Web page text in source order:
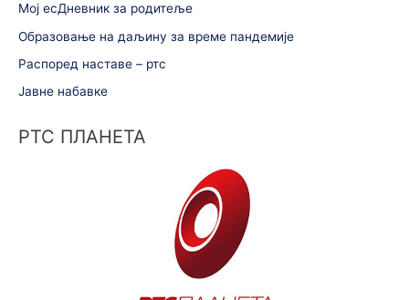
Мој есДневник за родитеље
Образовање на даљину за време пандемије
Распоред наставе – ртс
Јавне набавке
РТС ПЛАНЕТА